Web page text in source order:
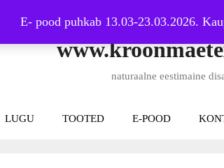
E- pood puhkab 13.03-23.03.2026.
naturaalne eestimaine
LUGU TOOTED E-POOD